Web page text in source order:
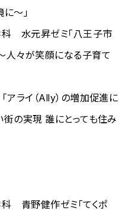
～」
科 水元昇ゼミ「八王子市
～人々が笑顔になる子育て
ライ（Ally）の増加促進に
の実現 誰にとっても住み
青野健作ゼミ「てくポ